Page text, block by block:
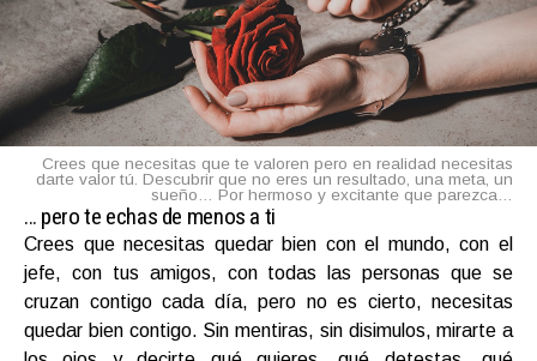
Crees que necesitas que te valoren pero en realidad necesitas
darte valor tú. Descubrir que no eres un resultado, una meta, un
sueño… Por hermoso y excitante que parezca…
… pero te echas de menos a ti
Crees que necesitas quedar bien con el mundo, con el
jefe, con tus amigos, con todas las personas que se
cruzan contigo cada día, pero no es cierto, necesitas
quedar bien contigo. Sin mentiras, sin disimulos, mirarte a